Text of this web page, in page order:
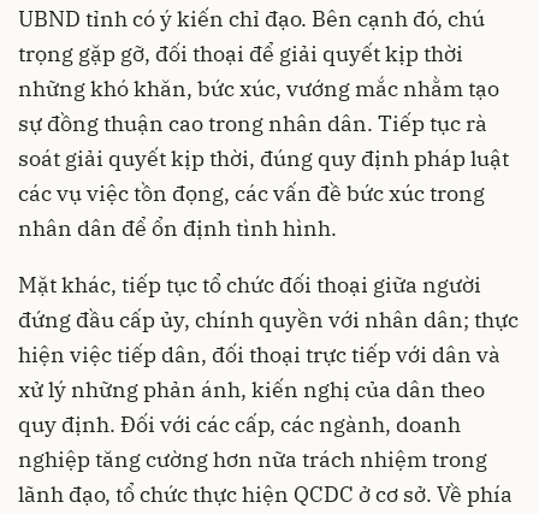
UBND tỉnh có ý kiến chỉ đạo. Bên cạnh đó, chú
trọng gặp gỡ, đối thoại để giải quyết kịp thời
những khó khăn, bức xúc, vướng mắc nhằm tạo
sự đồng thuận cao trong nhân dân. Tiếp tục rà
soát giải quyết kịp thời, đúng quy định pháp luật
các vụ việc tồn đọng, các vấn đề bức xúc trong
nhân dân để ổn định tình hình.
Mặt khác, tiếp tục tổ chức đối thoại giữa người
đứng đầu cấp ủy, chính quyền với nhân dân; thực
hiện việc tiếp dân, đối thoại trực tiếp với dân và
xử lý những phản ánh, kiến nghị của dân theo
quy định. Đối với các cấp, các ngành, doanh
nghiệp tăng cường hơn nữa trách nhiệm trong
lãnh đạo, tổ chức thực hiện QCDC ở cơ sở. Về phía